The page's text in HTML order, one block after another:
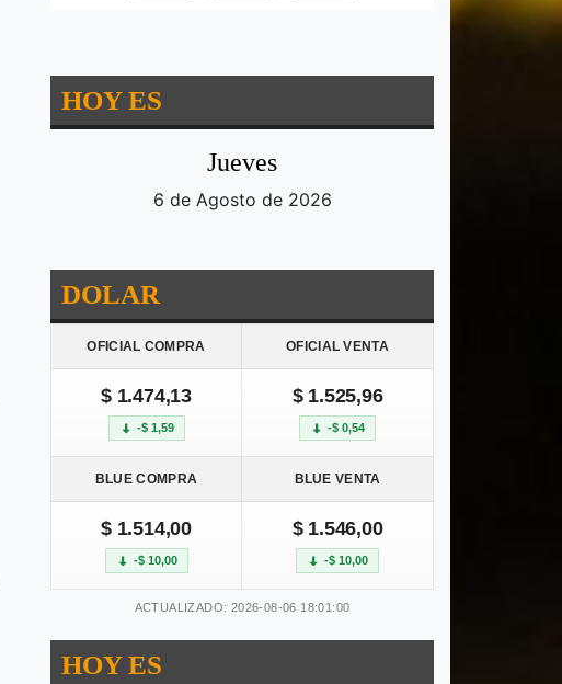
HOY ES
Jueves
6 de Agosto de 2026
DOLAR
OFICIAL COMPRA OFICIAL VENTA
$ 1.474,13
-$ 1,59
$ 1.525,96
-$ 0,54
BLUE COMPRA BLUE VENTA
$ 1.514,00
-$ 10,00
$ 1.546,00
-$ 10,00
ACTUALIZADO: 2026-08-06 18:01:00
HOY ES